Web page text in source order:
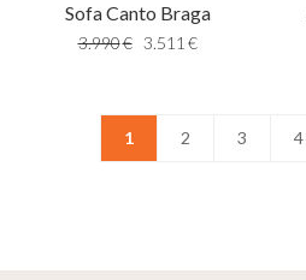
Sofa Canto Braga
3.990€ 3.511€
1 2 3 4